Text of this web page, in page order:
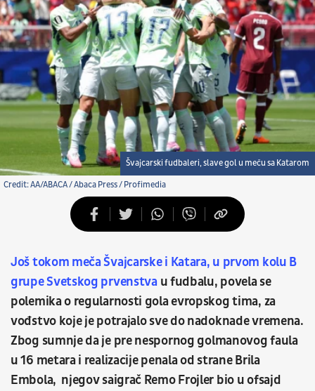
Credit: AA/ABACA / Abaca Press / Profimedia
Švajcarski fudbaleri, slave gol u meču sa Katarom
Još tokom meča Švajcarskei Katara, u prvom kolu B
grupe Svetskog prvenstvau fudbalu, povela se
polemika o regularnosti gola evropskog tima, za
vođstvo koje je potrajalo sve do nadoknade vremena.
Zbog sumnje da je pre nespornog golmanovog faula
u 16 metara i realizacije penala od strane Brila
Embola, njegov saigrač Remo Frojler bio u ofsajd